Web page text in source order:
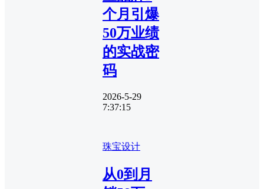
个月引爆
50万业绩
的实战密
码
2026-5-29
7:37:15
珠宝设计
从0到月